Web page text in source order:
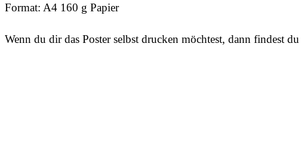
Format: A4 160 g Papier
Wenn du dir das Poster selbst drucken möchtest, dann findest